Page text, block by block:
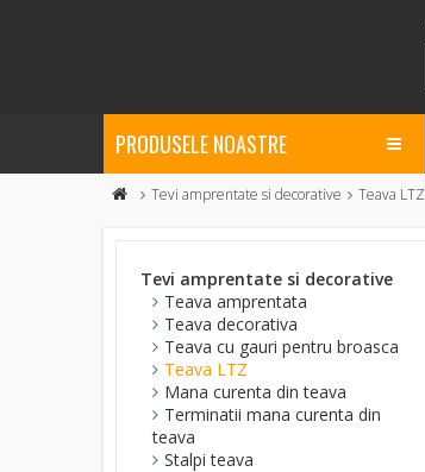
PRODUSELE NOASTRE
Tevi amprentate si decorative Teava LTZ
Tevi amprentate si decorative
Teava amprentata
Teava decorativa
Teava cu gauri pentru broasca
Teava LTZ
Mana curenta din teava
Terminatii mana curenta din
teava
Stalpi teava